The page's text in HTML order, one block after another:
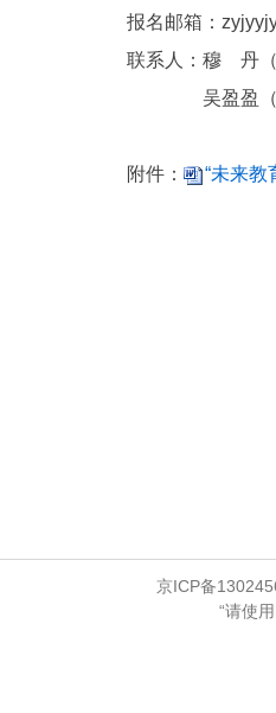
报名邮箱：
联系人：穆 丹（
吴盈盈（电话
附件： “未来教
京ICP备
“请使